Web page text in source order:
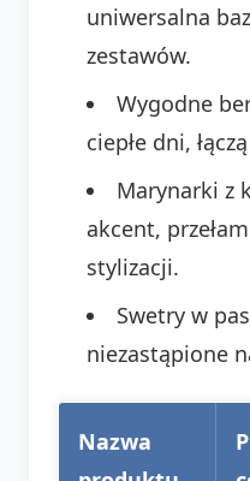
uniwersalna
zestawów.
Wygodne
ciepłe dni,
Marynarki z
akcent,
stylizacji.
Swetry w
niezastąpione
Nazwa